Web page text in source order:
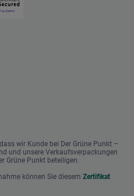
wir Kunde bei Der Grüne Punkt –
und unsere Verkaufsverpackungen
Grüne Punkt beteiligen.
können Sie diesem Zertifikat